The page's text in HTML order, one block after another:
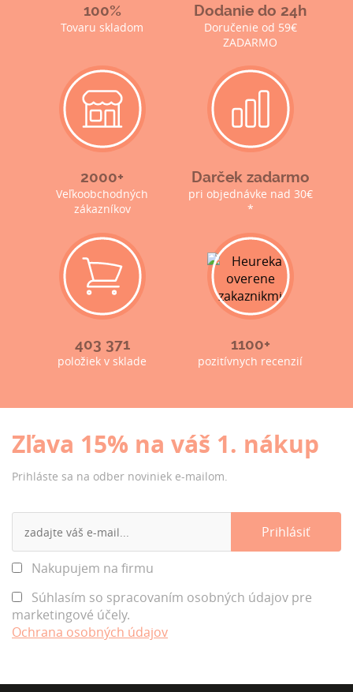
100%
Tovaru skladom
Dodanie do 24h
Doručenie od 59€
ZADARMO
2000+
Veľkoobchodných
zákazníkov
Darček zadarmo
pri objednávke nad 30€
*
403 371
položiek v sklade
1100+
pozitívnych recenzií
Zľava 15% na váš 1. nákup
Prihláste sa na odber noviniek e-mailom.
Nakupujem na firmu
Súhlasím so spracovaním osobných údajov pre
marketingové účely.
Ochrana osobných údajov